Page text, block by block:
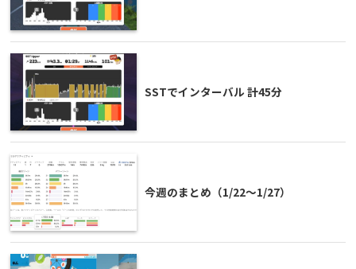
SSTでインターバル 計45分
今週のまとめ（1/22〜1/27）